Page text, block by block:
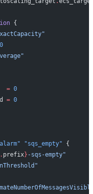
{
=
0
= 0
"sqs_empty" {
. prefix} -sqs-empty"